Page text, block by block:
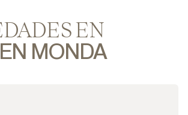
EN
MONDA